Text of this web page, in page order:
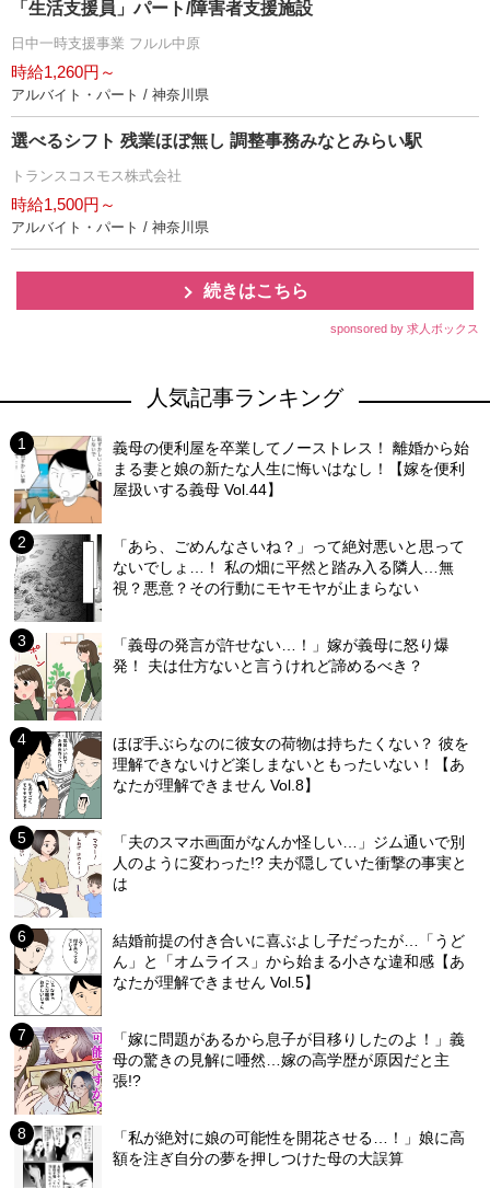
「生活支援員」パート/障害者支援施設
日中一時支援事業 フルル中原
時給1,260円～
アルバイト・パート / 神奈川県
選べるシフト 残業ほぼ無し 調整事務みなとみらい駅
トランスコスモス株式会社
時給1,500円～
アルバイト・パート / 神奈川県
続きはこちら
sponsored by 求人ボックス
人気記事ランキング
義母の便利屋を卒業してノーストレス！ 離婚から始
まる妻と娘の新たな人生に悔いはなし！【嫁を便利
屋扱いする義母 Vol.44】
「あら、ごめんなさいね？」って絶対悪いと思って
ないでしょ…！ 私の畑に平然と踏み入る隣人…無
視？悪意？その行動にモヤモヤが止まらない
「義母の発言が許せない…！」嫁が義母に怒り爆
発！ 夫は仕方ないと言うけれど諦めるべき？
ほぼ手ぶらなのに彼女の荷物は持ちたくない？ 彼を
理解できないけど楽しまないともったいない！【あ
なたが理解できません Vol.8】
「夫のスマホ画面がなんか怪しい…」ジム通いで別
人のように変わった!? 夫が隠していた衝撃の事実と
は
結婚前提の付き合いに喜ぶよし子だったが…「うど
ん」と「オムライス」から始まる小さな違和感【あ
なたが理解できません Vol.5】
「嫁に問題があるから息子が目移りしたのよ！」義
母の驚きの見解に唖然…嫁の高学歴が原因だと主
張!?
「私が絶対に娘の可能性を開花させる…！」娘に高
額を注ぎ自分の夢を押しつけた母の大誤算